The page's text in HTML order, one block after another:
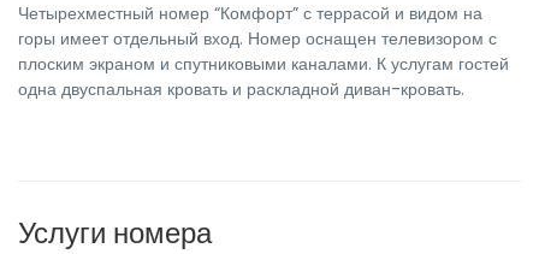
Четырехместный номер “Комфорт” с террасой и видом на
горы имеет отдельный вход. Номер оснащен телевизором с
плоским экраном и спутниковыми каналами. К услугам гостей
одна двуспальная кровать и раскладной диван-кровать.
Услуги номера